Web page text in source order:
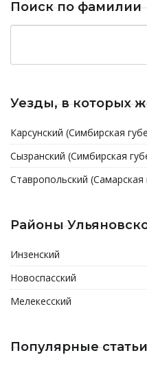
Поиск по фамилии
Уезды, в которых
Карсунский (Симбирская
Сызранский (Симбирская
Ставропольский (Самарская
Районы
Инзенский
Новоспасский
Мелекесский
Популярные статьи